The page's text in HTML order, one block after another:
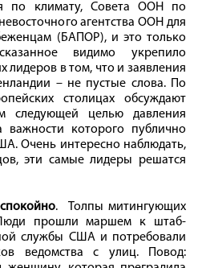
по климату, Совета ООН по
агентства ООН для
(БАПОР), и это только
видимо укрепило
лидеров в том, что и заявления
– не пустые слова. По
столицах обсуждают
следующей целью давления
важности которого публично
Очень интересно наблюдать,
эти самые лидеры решатся
. Толпы митингующих
прошли маршем к штаб-
службы США и потребовали
ведомства с улиц. Повод: